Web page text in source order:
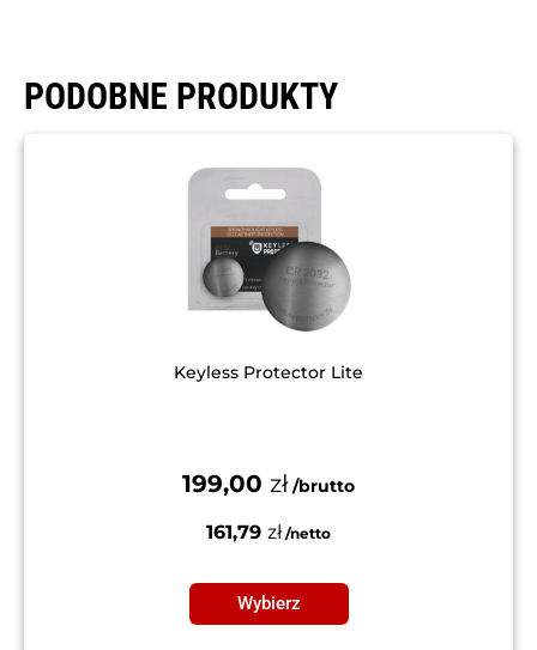
PODOBNE PRODUKTY
Keyless Protector Lite
199,00 zł
161,79 zł
Wybierz